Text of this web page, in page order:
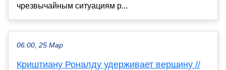
чрезвычайным ситуациям р...
06:00, 25 Мар
Криштиану Роналду удерживает вершину //